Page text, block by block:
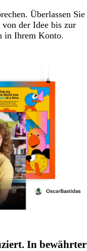
Überlassen Sie
von der Idee bis zur
in Ihrem Konto.
In bewährter